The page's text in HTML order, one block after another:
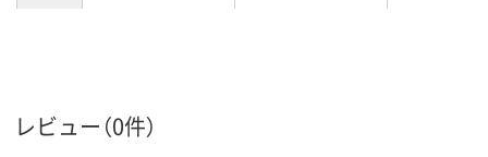
レビュー（0件）